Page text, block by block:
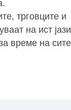
трговците и
на ист
време на